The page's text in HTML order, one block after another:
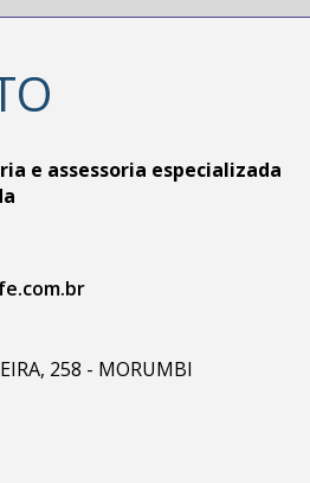
e assessoria especializada
258 - MORUMBI